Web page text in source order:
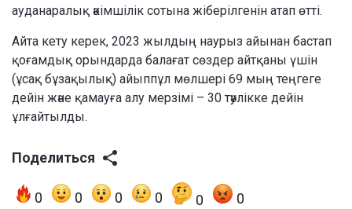
ауданаралық әкімшілік сотына жіберілгенін атап өтті.
Айта кету керек, 2023 жылдың наурыз айынан бастап
қоғамдық орындарда балағат сөздер айтқаны үшін
(ұсақ бұзақылық) айыппұл мөлшері 69 мың теңгеге
дейін және қамауға алу мерзімі – 30 тәулікке дейін
ұлғайтылды.
Поделиться
0 0 0 0 0 0